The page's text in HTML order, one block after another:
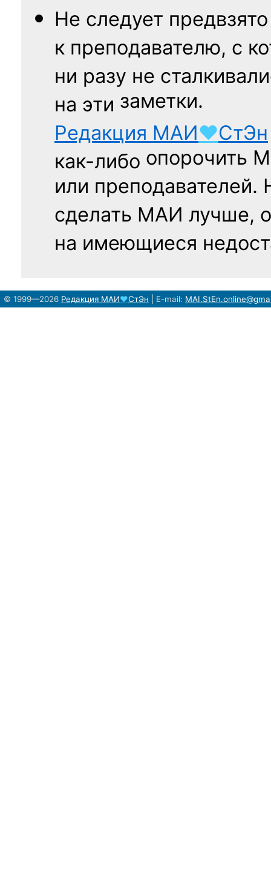
Не следует
к преподавателю, с
ни разу не
на эти заметки.
Редакция МАИ♥СтЭн
как-либо опорочить
или
сделать МАИ лучше,
на имеющиеся
© 1999—2026 Редакция МАИ♥СтЭн E-mail: